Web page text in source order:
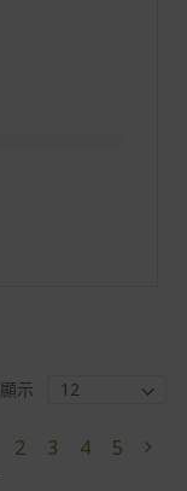
顯示
頁
2
頁
3
頁
4
頁
5
頁
下